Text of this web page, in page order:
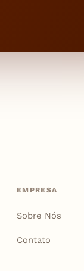
EMPRESA
Sobre Nós
Contato